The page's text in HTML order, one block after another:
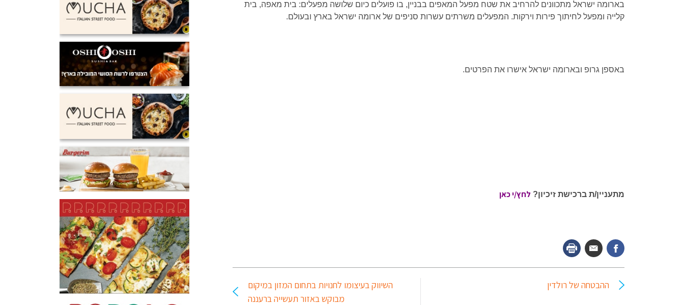
בארומה ישראל מתכוונים להרחיב את שטח מפעל המאפים בבניין, בו פועלים כיום שלושה מפעלים: בית מאפה, בית
קלייה ומפעל לחיתוך פירות וירקות. המפעלים משרתים עשרות סניפים של ארומה ישראל בארץ ובעולם.
באספן גרופ ובארומה ישראל אישרו את הפרטים.
מתעניין/ת ברכישת זיכיון? לחץ/י כאן
ההבטחה של רולדין
השיווק בעיצומו לחנויות בתחום המזון במיקום
מבוקש באזור תעשייה ברעננה